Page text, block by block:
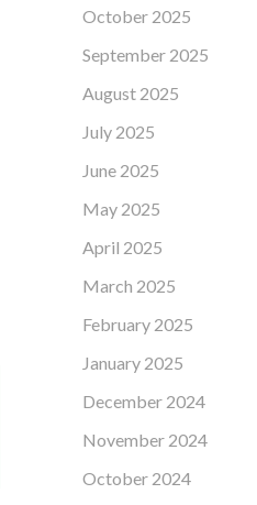
October 2025
September 2025
August 2025
July 2025
June 2025
May 2025
April 2025
March 2025
February 2025
January 2025
December 2024
November 2024
October 2024